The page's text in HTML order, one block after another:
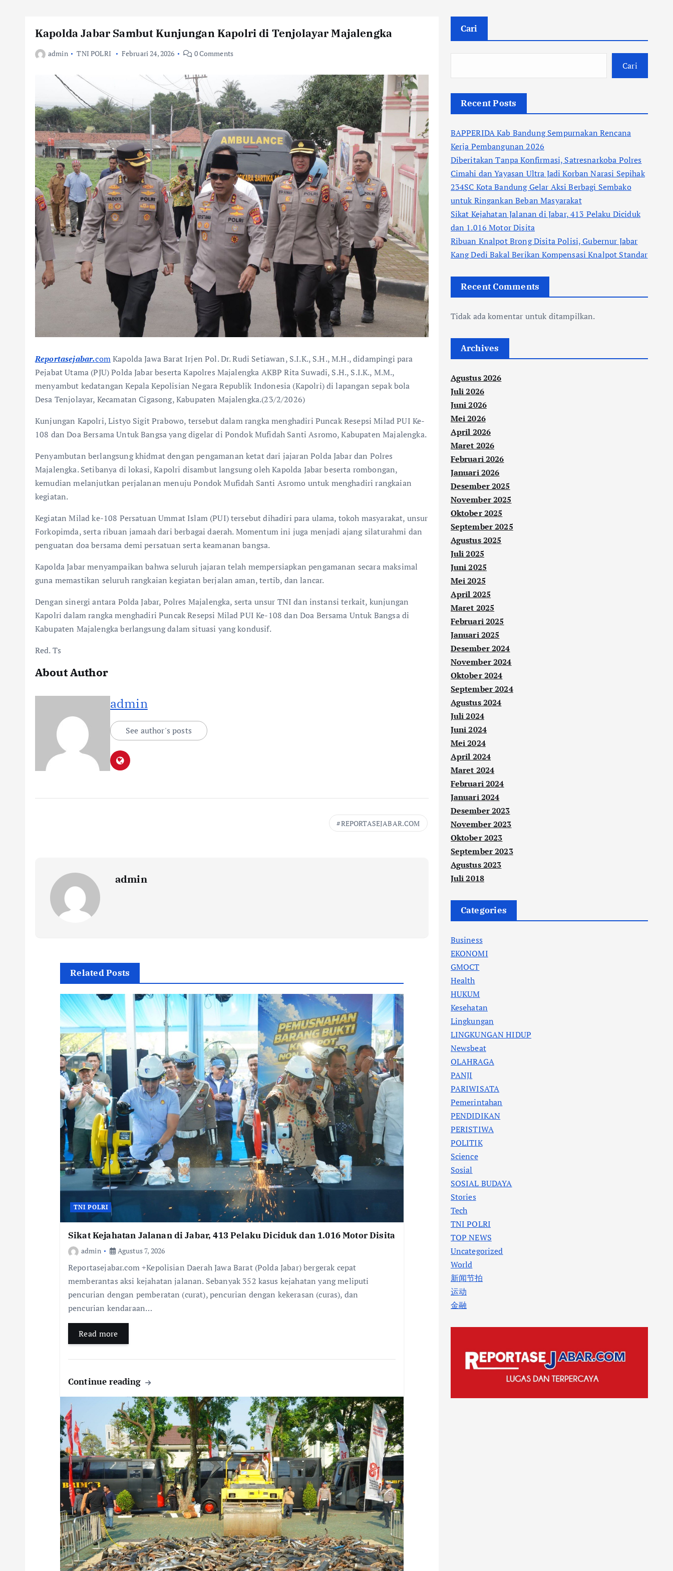
Kapolda Jabar Sambut Kunjungan Kapolri di Tenjolayar Majalengka
admin TNI POLRI Februari 24, 2026 0 Comments
Reportasejabar.comKapolda Jawa Barat Irjen Pol. Dr. Rudi Setiawan, S.I.K., S.H., M.H., didampingi para
Pejabat Utama (PJU) Polda Jabar beserta Kapolres Majalengka AKBP Rita Suwadi, S.H., S.I.K., M.M.,
menyambut kedatangan Kepala Kepolisian Negara Republik Indonesia (Kapolri) di lapangan sepak bola
Desa Tenjolayar, Kecamatan Cigasong, Kabupaten Majalengka.(23/2/2026)
Kunjungan Kapolri, Listyo Sigit Prabowo, tersebut dalam rangka menghadiri Puncak Resepsi Milad PUI Ke-
108 dan Doa Bersama Untuk Bangsa yang digelar di Pondok Mufidah Santi Asromo, Kabupaten Majalengka.
Penyambutan berlangsung khidmat dengan pengamanan ketat dari jajaran Polda Jabar dan Polres
Majalengka. Setibanya di lokasi, Kapolri disambut langsung oleh Kapolda Jabar beserta rombongan,
kemudian melanjutkan perjalanan menuju Pondok Mufidah Santi Asromo untuk menghadiri rangkaian
kegiatan.
Kegiatan Milad ke-108 Persatuan Ummat Islam (PUI) tersebut dihadiri para ulama, tokoh masyarakat, unsur
Forkopimda, serta ribuan jamaah dari berbagai daerah. Momentum ini juga menjadi ajang silaturahmi dan
penguatan doa bersama demi persatuan serta keamanan bangsa.
Kapolda Jabar menyampaikan bahwa seluruh jajaran telah mempersiapkan pengamanan secara maksimal
guna memastikan seluruh rangkaian kegiatan berjalan aman, tertib, dan lancar.
Dengan sinergi antara Polda Jabar, Polres Majalengka, serta unsur TNI dan instansi terkait, kunjungan
Kapolri dalam rangka menghadiri Puncak Resepsi Milad PUI Ke-108 dan Doa Bersama Untuk Bangsa di
Kabupaten Majalengka berlangsung dalam situasi yang kondusif.
Red. Ts
About Author
admin
See author's posts
REPORTASEJABAR.COM
admin
Related Posts
TNI POLRI
Sikat Kejahatan Jalanan di Jabar, 413 Pelaku Diciduk dan 1.016 Motor Disita
admin Agustus 7, 2026
Reportasejabar.com +Kepolisian Daerah Jawa Barat (Polda Jabar) bergerak cepat
memberantas aksi kejahatan jalanan. Sebanyak 352 kasus kejahatan yang meliputi
pencurian dengan pemberatan (curat), pencurian dengan kekerasan (curas), dan
pencurian kendaraan…
Read more
Continue reading
Cari
Cari
Recent Posts
BAPPERIDA Kab Bandung Sempurnakan Rencana
Kerja Pembangunan 2026
Diberitakan Tanpa Konfirmasi, Satresnarkoba Polres
Cimahi dan Yayasan Ultra Jadi Korban Narasi Sepihak
234SC Kota Bandung Gelar Aksi Berbagi Sembako
untuk Ringankan Beban Masyarakat
Sikat Kejahatan Jalanan di Jabar, 413 Pelaku Diciduk
dan 1.016 Motor Disita
Ribuan Knalpot Brong Disita Polisi, Gubernur Jabar
Kang Dedi Bakal Berikan Kompensasi Knalpot Standar
Recent Comments
Tidak ada komentar untuk ditampilkan.
Archives
Agustus 2026
Juli 2026
Juni 2026
Mei 2026
April 2026
Maret 2026
Februari 2026
Januari 2026
Desember 2025
November 2025
Oktober 2025
September 2025
Agustus 2025
Juli 2025
Juni 2025
Mei 2025
April 2025
Maret 2025
Februari 2025
Januari 2025
Desember 2024
November 2024
Oktober 2024
September 2024
Agustus 2024
Juli 2024
Juni 2024
Mei 2024
April 2024
Maret 2024
Februari 2024
Januari 2024
Desember 2023
November 2023
Oktober 2023
September 2023
Agustus 2023
Juli 2018
Categories
Business
EKONOMI
GMOCT
Health
HUKUM
Kesehatan
Lingkungan
LINGKUNGAN HIDUP
Newsbeat
OLAHRAGA
PANJI
PARIWISATA
Pemerintahan
PENDIDIKAN
PERISTIWA
POLITIK
Science
Sosial
SOSIAL BUDAYA
Stories
Tech
TNI POLRI
TOP NEWS
Uncategorized
World
新闻节拍
运动
金融